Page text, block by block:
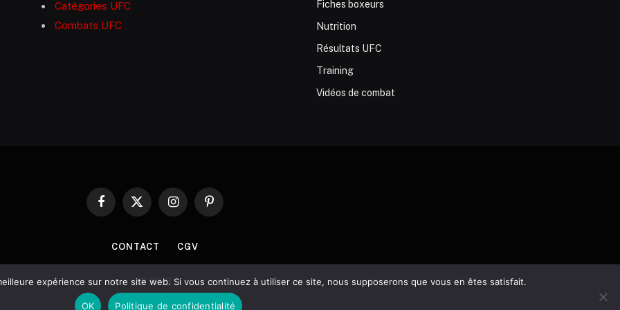
Catégories UFC
Combats UFC
Fiches boxeurs
Nutrition
Résultats UFC
Training
Vidéos de combat
Facebook
X
InstagramPinterest
CONTACT CGV
© 2026
expérience sur notre site web. Si vous continuez à utiliser ce site, nous supposerons que vous en êtes satisfait.
OK Politique de confidentialité